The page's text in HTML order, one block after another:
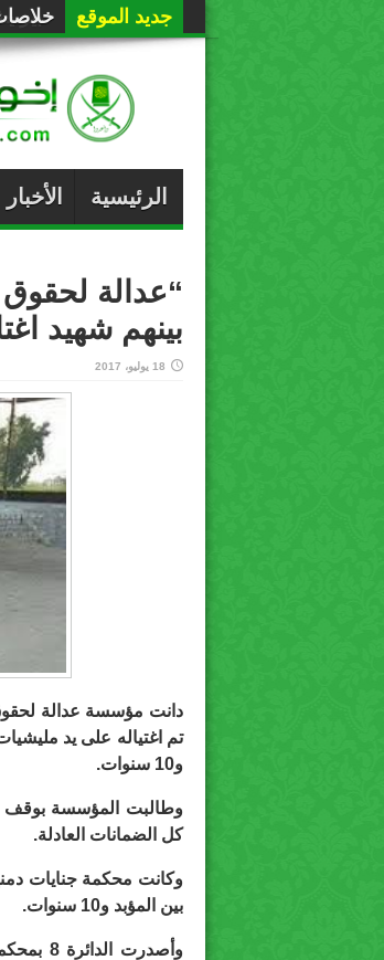
جديد الموقع
الرئيسية الأخبار
بينهم شهيد
18 يوليو، 2017
و10 سنوات.
وطالبت المؤسسة بوقف
كل الضمانات العادلة.
بين المؤبد و10 سنوات.